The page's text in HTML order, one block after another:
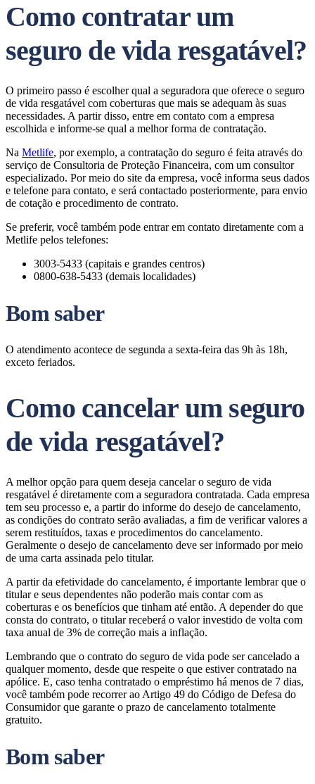
Como contratar um
seguro de vida resgatável?
O primeiro passo é escolher qual a seguradora que oferece o seguro
de vida resgatável com coberturas que mais se adequam às suas
necessidades. A partir disso, entre em contato com a empresa
escolhida e informe-se qual a melhor forma de contratação.
Na Metlife, por exemplo, a contratação do seguro é feita através do
serviço de Consultoria de Proteção Financeira, com um consultor
especializado. Por meio do site da empresa, você informa seus dados
e telefone para contato, e será contactado posteriormente, para envio
de cotação e procedimento de contrato.
Se preferir, você também pode entrar em contato diretamente com a
Metlife pelos telefones:
3003-5433 (capitais e grandes centros)
0800-638-5433 (demais localidades)
Bom saber
O atendimento acontece de segunda a sexta-feira das 9h às 18h,
exceto feriados.
Como cancelar um seguro
de vida resgatável?
A melhor opção para quem deseja cancelar o seguro de vida
resgatável é diretamente com a seguradora contratada. Cada empresa
tem seu processo e, a partir do informe do desejo de cancelamento,
as condições do contrato serão avaliadas, a fim de verificar valores a
serem restituídos, taxas e procedimentos do cancelamento.
Geralmente o desejo de cancelamento deve ser informado por meio
de uma carta assinada pelo titular.
A partir da efetividade do cancelamento, é importante lembrar que o
titular e seus dependentes não poderão mais contar com as
coberturas e os benefícios que tinham até então. A depender do que
consta do contrato, o titular receberá o valor investido de volta com
taxa anual de 3% de correção mais a inflação.
Lembrando que o contrato do seguro de vida pode ser cancelado a
qualquer momento, desde que respeite o que estiver contratado na
apólice. E, caso tenha contratado o empréstimo há menos de 7 dias,
você também pode recorrer ao Artigo 49 do Código de Defesa do
Consumidor que garante o prazo de cancelamento totalmente
gratuito.
Bom saber